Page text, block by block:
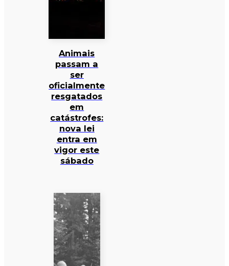
Animais
passam a
ser
oficialmente
resgatados
em
catástrofes:
nova lei
entra em
vigor este
sábado